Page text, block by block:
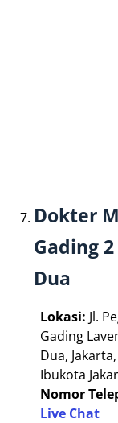
Dokter
Gading
Dua
Lokasi: Jl.
Gading
Dua,
Ibukota
Nomor
Live Chat